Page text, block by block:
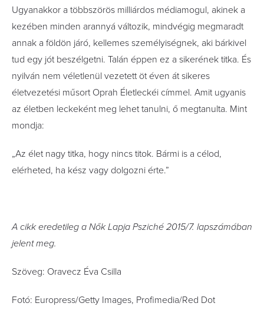
Ugyanakkor a többszörös milliárdos médiamogul, akinek a
kezében minden arannyá változik, mindvégig megmaradt
annak a földön járó, kellemes személyiségnek, aki bárkivel
tud egy jót beszélgetni. Talán éppen ez a sikerének titka. És
nyilván nem véletlenül vezetett öt éven át sikeres
életvezetési műsort Oprah Életleckéi címmel. Amit ugyanis
az életben leckeként meg lehet tanulni, ő megtanulta. Mint
mondja:
„Az élet nagy titka, hogy nincs titok. Bármi is a célod,
elérheted, ha kész vagy dolgozni érte.”
A cikk eredetileg a Nők Lapja Psziché 2015/7. lapszámában
jelent meg.
Szöveg: Oravecz Éva Csilla
Fotó: Europress/Getty Images, Profimedia/Red Dot